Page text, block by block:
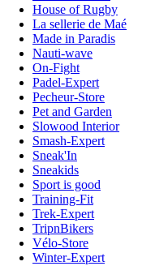
House of Rugby
La sellerie de Maé
Made in Paradis
Nauti-wave
On-Fight
Padel-Expert
Pecheur-Store
Pet and Garden
Slowood Interior
Smash-Expert
Sneak'In
Sneakids
Sport is good
Training-Fit
Trek-Expert
TripnBikers
Vélo-Store
Winter-Expert